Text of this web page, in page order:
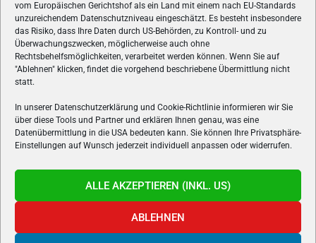
vom Europäischen Gerichtshof als ein Land mit einem nach EU-Standards
unzureichendem Datenschutzniveau eingeschätzt. Es besteht insbesondere
das Risiko, dass Ihre Daten durch US-Behörden, zu Kontroll- und zu
Überwachungszwecken, möglicherweise auch ohne
Rechtsbehelfsmöglichkeiten, verarbeitet werden können. Wenn Sie auf
"Ablehnen" klicken, findet die vorgehend beschriebene Übermittlung nicht
statt.
In unserer Datenschutzerklärung und Cookie-Richtlinie informieren wir Sie
über diese Tools und Partner und erklären Ihnen genau, was eine
Datenübermittlung in die USA bedeuten kann. Sie können Ihre Privatsphäre-
Einstellungen auf Wunsch jederzeit individuell anpassen oder widerrufen.
ALLE AKZEPTIEREN (INKL. US)
ABLEHNEN
VON GAMERN, FÜR GAMER! Gamers.at ist das älteste Online-
Spielemagazin Österreichs und bringt täglich aktuelle News,
Reviews und Videos zu PC- und Konsolenspielen, Gaming-
Hardware und aus der Welt des e-Sport's.
FOLGE UNS